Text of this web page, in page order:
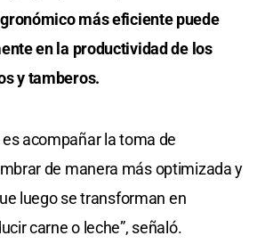
más eficiente puede
en la productividad de los
y tamberos.
acompañar la toma de
de manera más optimizada y
luego se transforman en
carne o leche”, señaló.